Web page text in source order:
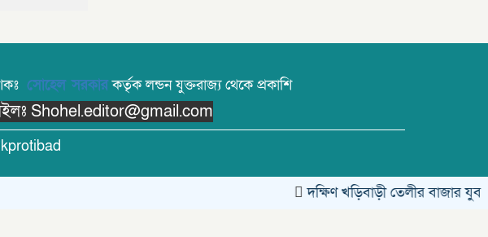
সোহেল সরকারকর্তৃক লন্ডন যুক্তরাজ্য থেকে প্রকাশি
Shohel.editor@gmail.com
দক্ষিণ খড়িবাড়ী তেলীর বাজার যুব